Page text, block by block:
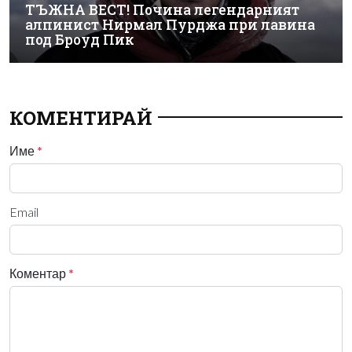
ТЪЖНА ВЕСТ! Почина легендарният
алпинист Нирмал Пурджа при лавина
под Броуд Пик
КОМЕНТИРАЙ
Име *
Email
Коментар *